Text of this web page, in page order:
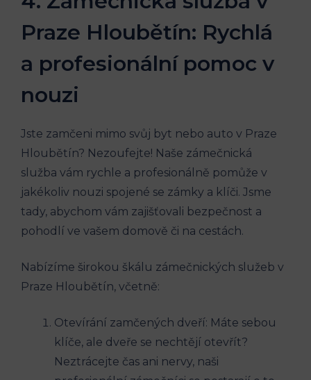
Praze Hloubětín: Rychlá
a profesionální pomoc v
nouzi
Jste zamčeni mimo svůj byt nebo auto v Praze
Hloubětín? Nezoufejte! Naše zámečnická
služba vám rychle a profesionálně pomůže v
jakékoliv nouzi spojené se zámky a klíči. Jsme
tady, abychom vám zajišťovali bezpečnost a
pohodlí ve vašem domově či na cestách.
Nabízíme širokou škálu zámečnických služeb v
Praze Hloubětín, včetně:
Otevírání zamčených dveří: Máte sebou
klíče, ale dveře se nechtějí otevřít?
Neztrácejte čas ani nervy, naši